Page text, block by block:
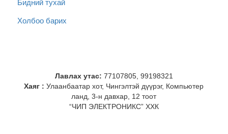
Бидний тухай
Холбоо барих
Лавлах утас: 77107805, 99198321
Хаяг : Улаанбаатар хот, Чингэлтэй дүүрэг, Компьютер
ланд, 3-н давхар, 12 тоот
“ЧИП ЭЛЕКТРОНИКС” ХХК